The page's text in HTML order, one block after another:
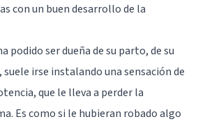
con un buen desarrollo de la
podido ser dueña de su parto, de su
irse instalando una sensación de
que le lleva a perder la
Es como si le hubieran robado algo